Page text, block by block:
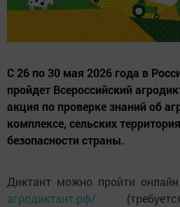
С 26 по 30 мая 2026 года в
пройдет Всероссийский
акция по проверке знаний об
комплексе, сельских
безопасности страны.
Диктант можно пройти
агродиктант.рф/